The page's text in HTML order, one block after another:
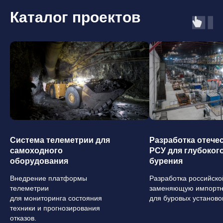
Каталог проектов
Система телеметрии для
самоходного
оборудования
Внедрение платформы
телеметрии
для мониторинга состояния
техники и прогнозирования
отказов.
Разработка
РСУ для
бурения
Разработка
заменяющую
для буровых
Отправить запрос
Зададим ключевые вопросы, проясним детали
и предложим оптимальные решения,
компаниями страны.
Повышайте
производительность